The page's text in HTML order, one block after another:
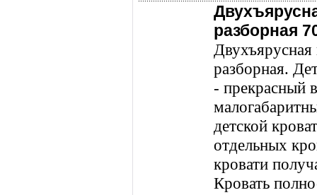
разборная
разборная.
- прекрасный
детской
отдельных
кровати
Кровать